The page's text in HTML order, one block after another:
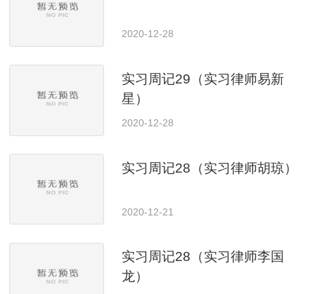
2020-12-28
实习周记29（实习律师易新
星）
2020-12-28
实习周记28（实习律师胡琼）
2020-12-21
实习周记28（实习律师李国
龙）